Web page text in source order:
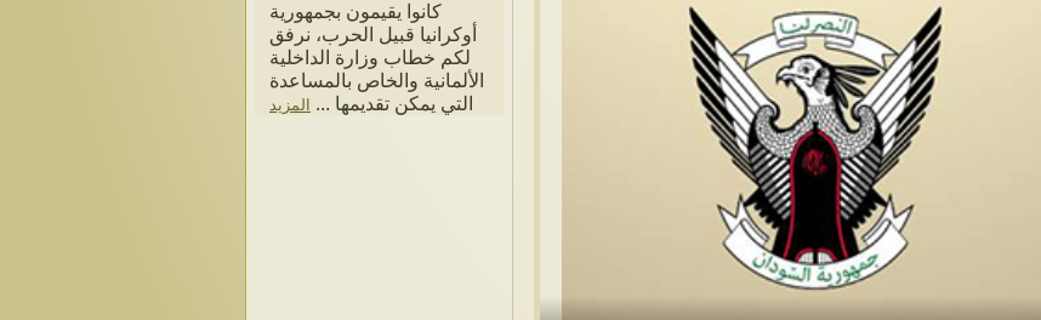
كانوا يقيمون بجمهورية
أوكرانيا قبيل الحرب، نرفق
لكم خطاب وزارة الداخلية
الألمانية والخاص بالمساعدة
التي يمكن تقديمها ...
المزيد